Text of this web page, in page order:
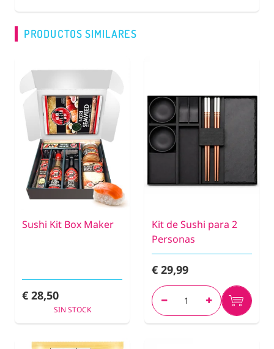
PRODUCTOS SIMILARES
Sushi Kit Box Maker
€ 28,50
SIN STOCK
Kit de Sushi para 2
Personas
€ 29,99